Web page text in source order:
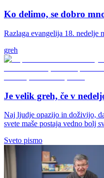
Ko delimo, se dobro
Razlaga evangelija 18. nedelje
greh
Je velik greh, če v
Naj ljudje opazijo in doživijo,
svete maše postaja vedno bolj
Sveto pismo